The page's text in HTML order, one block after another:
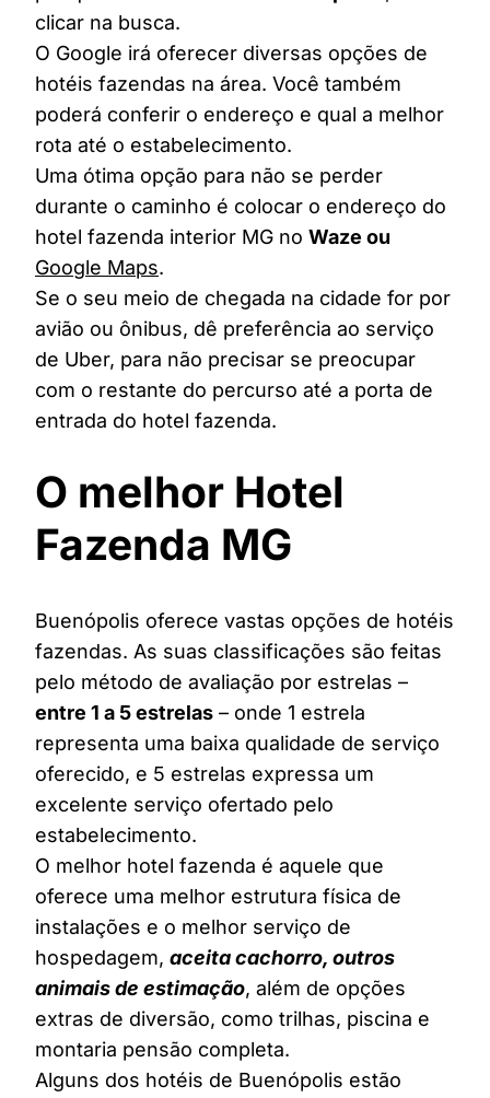
clicar na busca.
O Google irá oferecer diversas opções de
hotéis fazendas na área. Você também
poderá conferir o endereço e qual a melhor
rota até o estabelecimento.
Uma ótima opção para não se perder
durante o caminho é colocar o endereço do
hotel fazenda interior MG no Waze ou
Google Maps.
Se o seu meio de chegada na cidade for por
avião ou ônibus, dê preferência ao serviço
de Uber, para não precisar se preocupar
com o restante do percurso até a porta de
entrada do hotel fazenda.
O melhor Hotel
Fazenda MG
Buenópolis oferece vastas opções de hotéis
fazendas. As suas classificações são feitas
pelo método de avaliação por estrelas –
entre 1 a 5 estrelas – onde 1 estrela
representa uma baixa qualidade de serviço
oferecido, e 5 estrelas expressa um
excelente serviço ofertado pelo
estabelecimento.
O melhor hotel fazenda é aquele que
oferece uma melhor estrutura física de
instalações e o melhor serviço de
hospedagem, aceita cachorro, outros
animais de estimação, além de opções
extras de diversão, como trilhas, piscina e
montaria pensão completa.
Alguns dos hotéis de Buenópolis estão